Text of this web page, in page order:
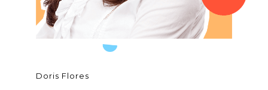
Doris Flores